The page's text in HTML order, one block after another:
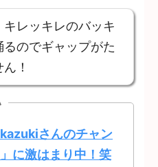
キレッキレのバッキ
るのでギャップがた
！
さんのチャン
に激はまり中！笑